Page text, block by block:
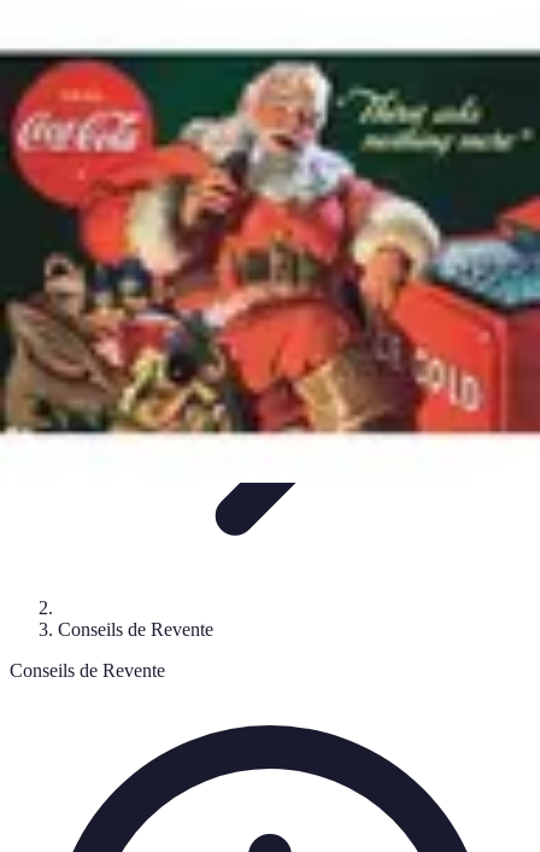
ReventePréparation à la reventeÉvaluation et Prix
Revente Cadeaux Noël
Conseils de Revente
Conseils de Revente